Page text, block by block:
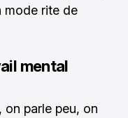
mode rite de
mental
on parle peu, on